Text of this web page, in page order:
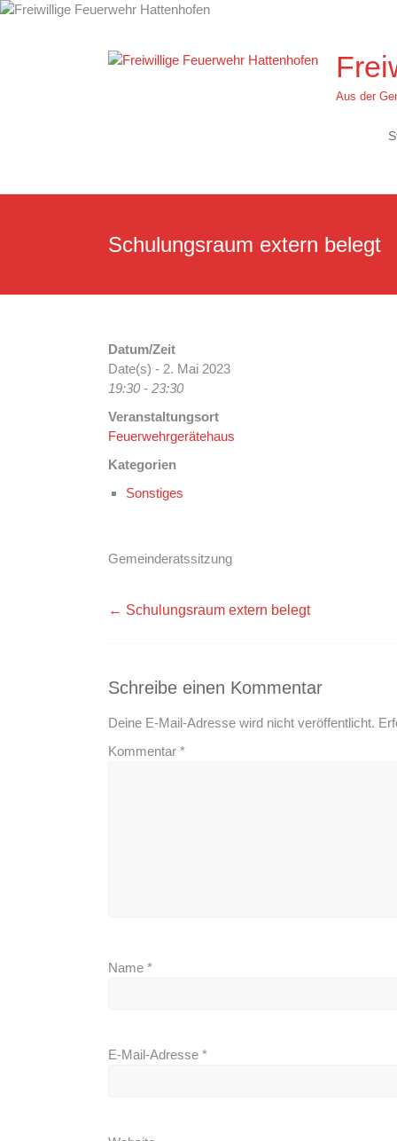
Zum
Aus der
Schulungsraum extern belegt
Datum/Zeit
Date(s) - 2. Mai 2023
19:30 - 23:30
Veranstaltungsort
Feuerwehrgerätehaus
Kategorien
Sonstiges
Gemeinderatssitzung
← Schulungsraum extern belegt
Schreibe einen Kommentar
Deine E-Mail-Adresse wird nicht veröffentlicht.
Kommentar *
Name *
E-Mail-Adresse *